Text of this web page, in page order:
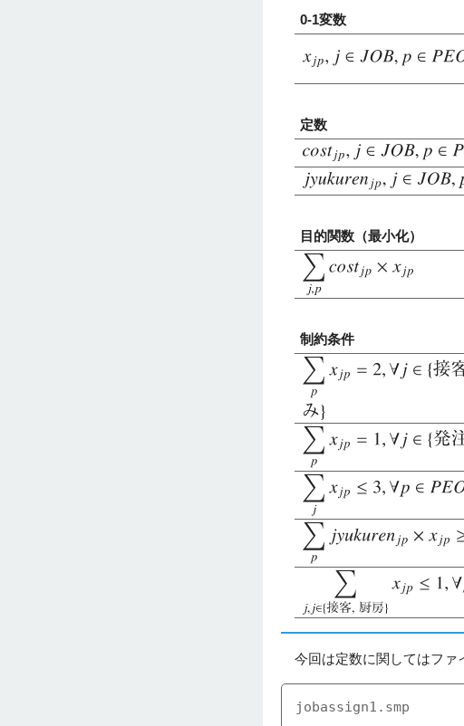
0-1変数
定数
目的関数（最小化）
制約条件
今回は定数に関してはファ
jobassign1.smp